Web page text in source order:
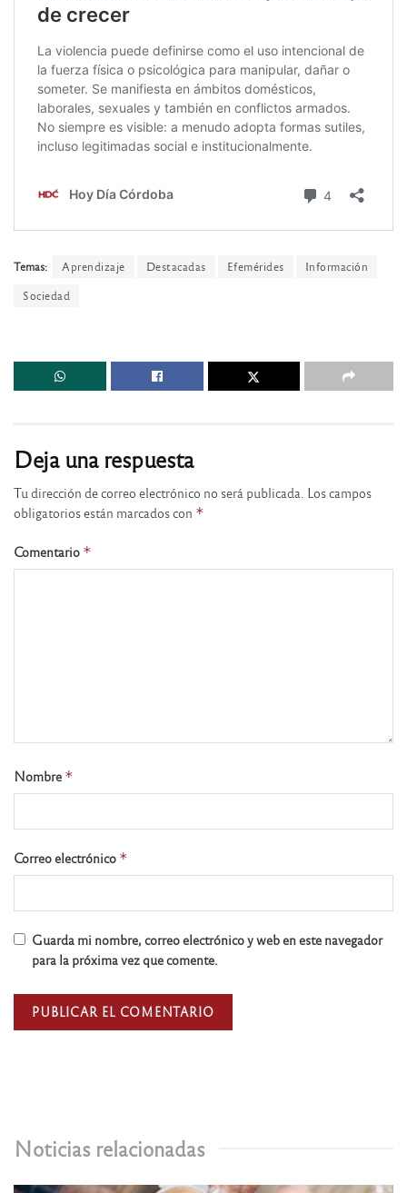
Temas: Aprendizaje Destacadas Efemérides
Información
Sociedad
Noticias relacionadas
Deja una respuesta
Tu dirección de correo electrónico no será publicada. Los campos
obligatorios están marcados con *
Comentario *
Nombre *
Correo electrónico *
Guarda mi nombre, correo electrónico y web en este navegador
para la próxima vez que comente.